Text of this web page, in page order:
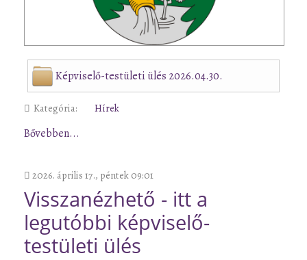
Képviselő-testületi ülés 2026.04.30.
Kategória: Hírek
Bővebben...
2026. április 17., péntek 09:01
Visszanézhető - itt a
legutóbbi képviselő-
testületi ülés